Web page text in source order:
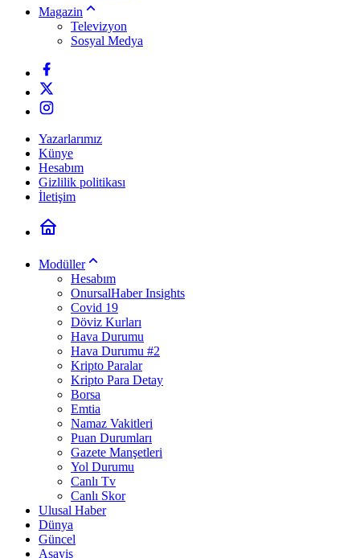
Magazin
Televizyon
Sosyal Medya
Yazarlarımız
Künye
Hesabım
Gizlilik politikası
İletişim
Modüller
Hesabım
OnursalHaber Insights
Covid 19
Döviz Kurları
Hava Durumu
Hava Durumu #2
Kripto Paralar
Kripto Para Detay
Borsa
Emtia
Namaz Vakitleri
Puan Durumları
Gazete Manşetleri
Yol Durumu
Canlı Tv
Canlı Skor
Ulusal Haber
Dünya
Güncel
Asayiş